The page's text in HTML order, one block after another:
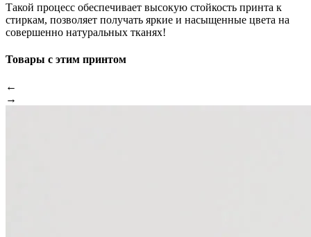
Такой процесс обеспечивает высокую стойкость принта к
стиркам, позволяет получать яркие и насыщенные цвета на
совершенно натуральных тканях!
Товары с этим принтом
←
→